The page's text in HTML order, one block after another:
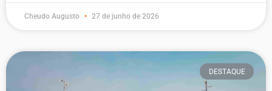
Cheudo Augusto 27 de junho de 2026
DESTAQUE